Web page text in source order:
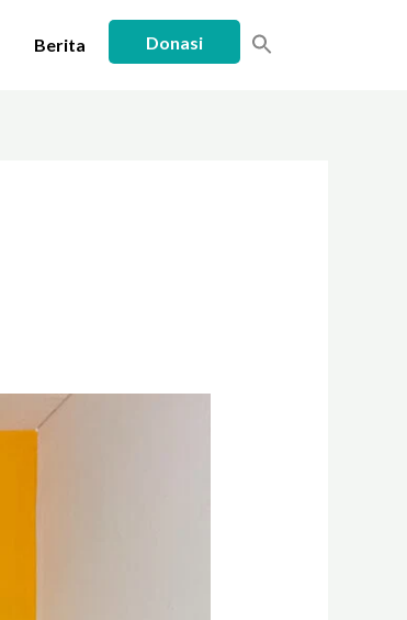
Berita Donasi